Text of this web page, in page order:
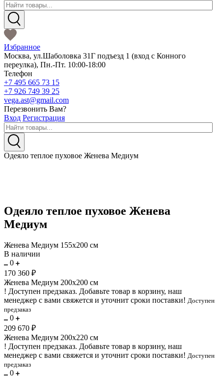
Избранное
Москва, ул.Шаболовка 31Г подъезд 1 (вход с Конного
переулка), Пн.-Пт. 10:00-18:00
Телефон
+7 495 665 73 15
+7 926 749 39 25
vega.ast@gmail.com
Перезвонить Вам?
Вход Регистрация
Одеяло теплое пуховое Женева Медиум
Одеяло теплое пуховое Женева
Медиум
Женева Медиум 155х200 см
В наличии
0
170 360 ₽
Женева Медиум 200х200 см
! Доступен предзаказ. Добавьте товар в корзину, наш
менеджер с вами свяжется и уточнит сроки поставки! Доступен
предзаказ
0
209 670 ₽
Женева Медиум 200х220 см
! Доступен предзаказ. Добавьте товар в корзину, наш
менеджер с вами свяжется и уточнит сроки поставки! Доступен
предзаказ
0